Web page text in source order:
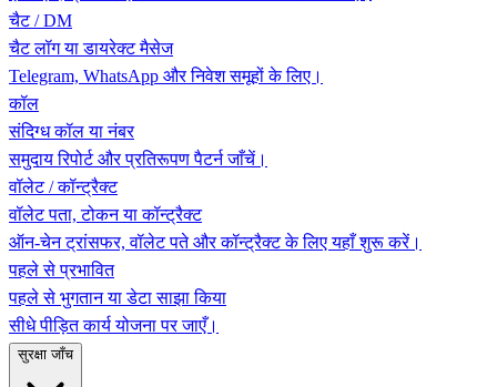
चैट / DM
चैट लॉग या डायरेक्ट मैसेज
Telegram, WhatsApp और निवेश समूहों के लिए।
कॉल
संदिग्ध कॉल या नंबर
समुदाय रिपोर्ट और प्रतिरूपण पैटर्न जाँचें।
वॉलेट / कॉन्ट्रैक्ट
वॉलेट पता, टोकन या कॉन्ट्रैक्ट
ऑन-चेन ट्रांसफर, वॉलेट पते और कॉन्ट्रैक्ट के लिए यहाँ शुरू करें।
पहले से प्रभावित
पहले से भुगतान या डेटा साझा किया
सीधे पीड़ित कार्य योजना पर जाएँ।
सुरक्षा जाँच